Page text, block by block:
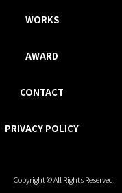
WORKS
AWARD
CONTACT
PRIVACY POLICY
Copyright © All Rights Reserved.